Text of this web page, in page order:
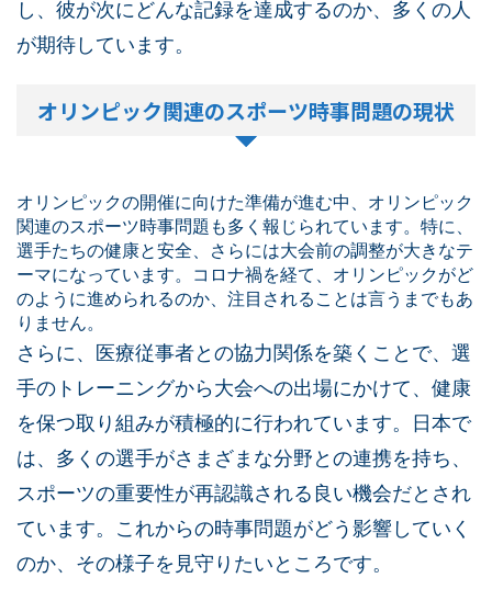
し、彼が次にどんな記録を達成するのか、多くの人
が期待しています。
オリンピック関連のスポーツ時事問題の現状
オリンピックの開催に向けた準備が進む中、オリンピック
関連のスポーツ時事問題も多く報じられています。特に、
選手たちの健康と安全、さらには大会前の調整が大きなテ
ーマになっています。コロナ禍を経て、オリンピックがど
のように進められるのか、注目されることは言うまでもあ
りません。
さらに、医療従事者との協力関係を築くことで、選
手のトレーニングから大会への出場にかけて、健康
を保つ取り組みが積極的に行われています。日本で
は、多くの選手がさまざまな分野との連携を持ち、
スポーツの重要性が再認識される良い機会だとされ
ています。これからの時事問題がどう影響していく
のか、その様子を見守りたいところです。